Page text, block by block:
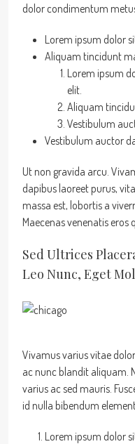
dolor condimentum
Lorem ipsum dolor
Aliquam tincidunt
Lorem ipsum
elit.
Aliquam
Vestibulum
Vestibulum auctor
Ut non gravida arcu.
dapibus laoreet purus,
massa est, lobortis a
Maecenas venenatis eros
Sed Ultrices
Leo Nunc, Eget
Vivamus varius vitae
ac nunc blandit aliquam.
varius ac sed mauris.
id nulla bibendum
Lorem ipsum dolor